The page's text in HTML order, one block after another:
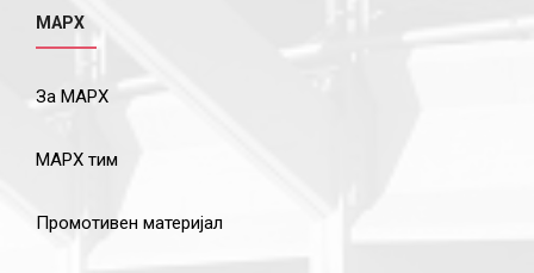
МАРХ
За МАРХ
МАРХ тим
Промотивен материјал